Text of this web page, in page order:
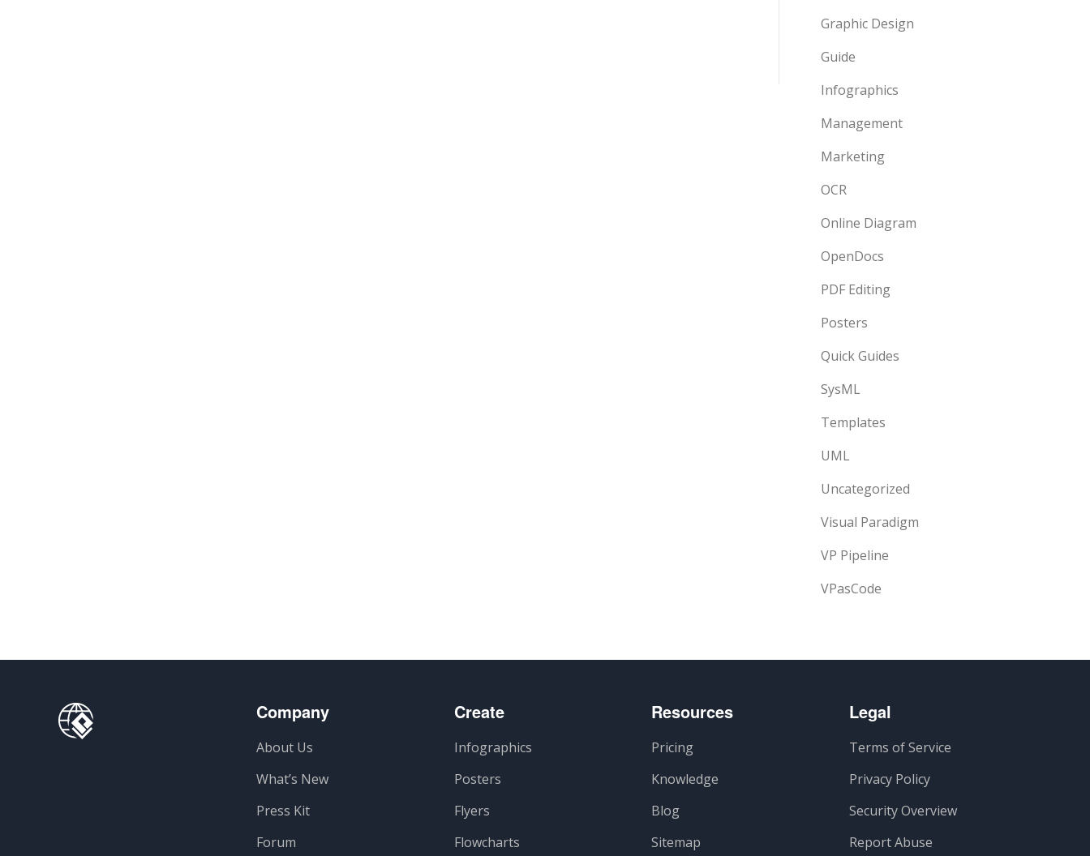
Graphic Design
Guide
Infographics
Management
Marketing
OCR
Online Diagram
OpenDocs
PDF Editing
Posters
Quick Guides
SysML
Templates
UML
Uncategorized
Visual Paradigm
VP Pipeline
VPasCode
Company
About Us
What’s New
Press Kit
Forum
Create
Infographics
Posters
Flyers
Flowcharts
Resources
Pricing
Knowledge
Blog
Sitemap
Legal
Terms of Service
Privacy Policy
Security Overview
Report Abuse